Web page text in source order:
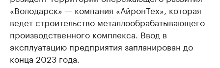
«Володарск» — компания «АйронТех», которая
ведет строительство металлообрабатывающего
производственного комплекса. Ввод в
эксплуатацию предприятия запланирован до
конца 2023 года.